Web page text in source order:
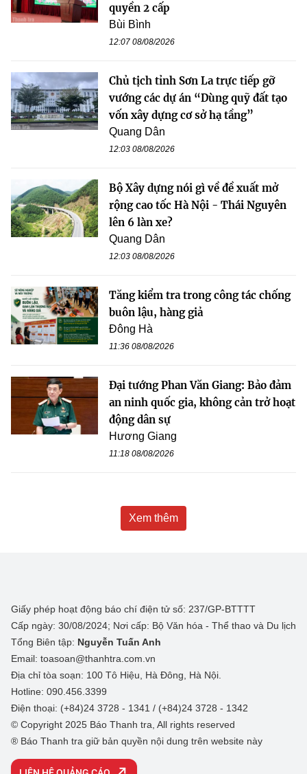
quyền 2 cấp
Bùi Bình
12:07 08/08/2026
Chủ tịch tỉnh Sơn La trực tiếp gỡ
vướng các dự án “Dùng quỹ đất tạo
vốn xây dựng cơ sở hạ tầng”
Quang Dân
12:03 08/08/2026
Bộ Xây dựng nói gì về đề xuất mở
rộng cao tốc Hà Nội - Thái Nguyên
lên 6 làn xe?
Quang Dân
12:03 08/08/2026
Tăng kiểm tra trong công tác chống
buôn lậu, hàng giả
Đông Hà
11:36 08/08/2026
Đại tướng Phan Văn Giang: Bảo đảm
an ninh quốc gia, không cản trở hoạt
động dân sự
Hương Giang
11:18 08/08/2026
Xem thêm
Giấy phép hoạt động báo chí điện tử số: 237/GP-BTTTT
Cấp ngày: 30/08/2024; Nơi cấp: Bộ Văn hóa - Thể thao và Du lịch
Tổng Biên tập: Nguyễn Tuấn Anh
Email: toasoan@thanhtra.com.vn
Địa chỉ tòa soạn: 100 Tô Hiệu, Hà Đông, Hà Nội.
Hotline: 090.456.3399
Điện thoại: (+84)24 3728 - 1341 / (+84)24 3728 - 1342
© Copyright 2025 Báo Thanh tra, All rights reserved
® Báo Thanh tra giữ bản quyền nội dung trên website này